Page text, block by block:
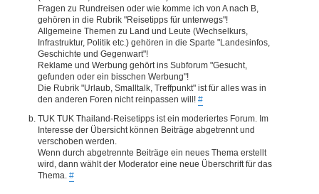
Fragen zu Rundreisen oder wie komme ich von A nach B,
gehören in die Rubrik "Reisetipps für unterwegs"!
Allgemeine Themen zu Land und Leute (Wechselkurs,
Infrastruktur, Politik etc.) gehören in die Sparte "Landesinfos,
Geschichte und Gegenwart"!
Reklame und Werbung gehört ins Subforum "Gesucht,
gefunden oder ein bisschen Werbung"!
Die Rubrik "Urlaub, Smalltalk, Treffpunkt" ist für alles was in
den anderen Foren nicht reinpassen will! #
TUK TUK Thailand-Reisetipps ist ein moderiertes Forum. Im
Interesse der Übersicht können Beiträge abgetrennt und
verschoben werden.
Wenn durch abgetrennte Beiträge ein neues Thema erstellt
wird, dann wählt der Moderator eine neue Überschrift für das
Thema. #